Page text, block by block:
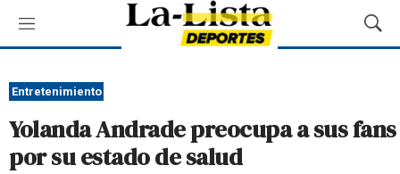
M
e
ú
M
o
a
r
Entretenimiento
Yolanda Andrade preocupa a sus fans
por su estado de salud